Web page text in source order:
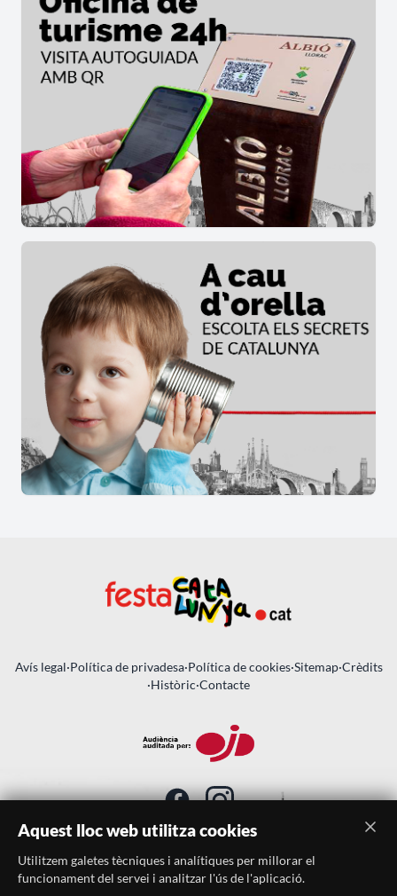
Avís legal·Política de privadesa·Política de cookies·Sitemap·Crèdits
·Històric·Contacte
SUBSCRIU-TE AL BUTLLETÍ
Aquest lloc web utilitza cookies
Utilitzem galetes tècniques i analítiques per millorar el
funcionament del servei i analitzar l'ús de l'aplicació.